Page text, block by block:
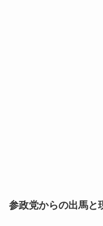
参政党からの出馬と